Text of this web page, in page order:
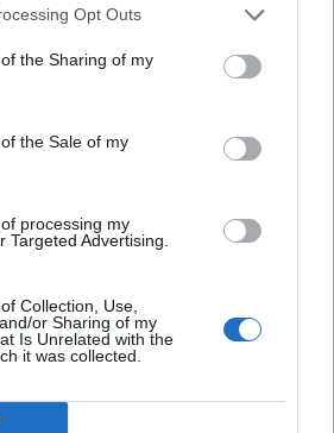
Opt Outs
the Sharing of my
the Sale of my
processing my
Targeted Advertising.
Collection, Use,
or Sharing of my
Is Unrelated with the
it was collected.
ünnep előtt...
hírarchívumához
előfizetéses
tartalmazza:
cikkarchívum
elmúlt 2 év napon belüli